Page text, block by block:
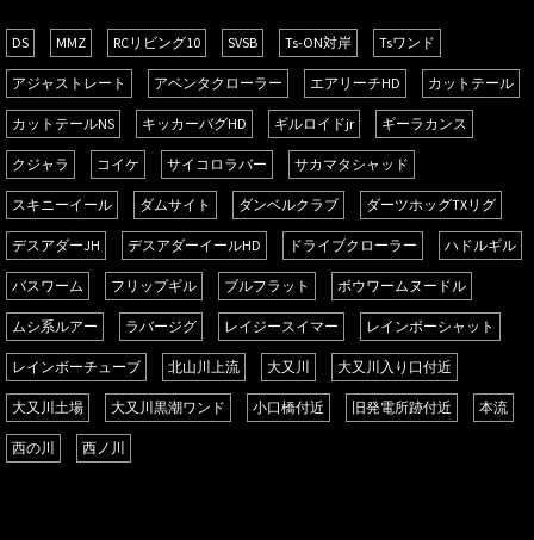
DS MMZ RCリビング10 SVSB Ts-ON対岸 Tsワンド
アジャストレート アベンタクローラー エアリーチHD カットテール
カットテールNS キッカーバグHD ギルロイドjr ギーラカンス
クジャラ コイケ サイコロラバー サカマタシャッド
スキニーイール ダムサイト ダンベルクラブ ダーツホッグTXリグ
デスアダーJH デスアダーイールHD ドライブクローラー ハドルギル
バスワーム フリップギル ブルフラット ボウワームヌードル
ムシ系ルアー ラバージグ レイジースイマー レインボーシャット
レインボーチューブ 北山川上流 大又川 大又川入り口付近
大又川土場 大又川黒潮ワンド 小口橋付近 旧発電所跡付近 本流
西の川 西ノ川